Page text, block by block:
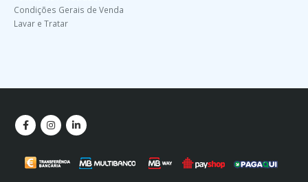
Condições Gerais de Venda
Lavar e Tratar